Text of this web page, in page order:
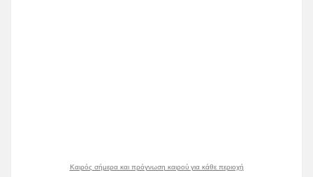
Καιρός σήμερα και πρόγνωση καιρού για κάθε περιοχή